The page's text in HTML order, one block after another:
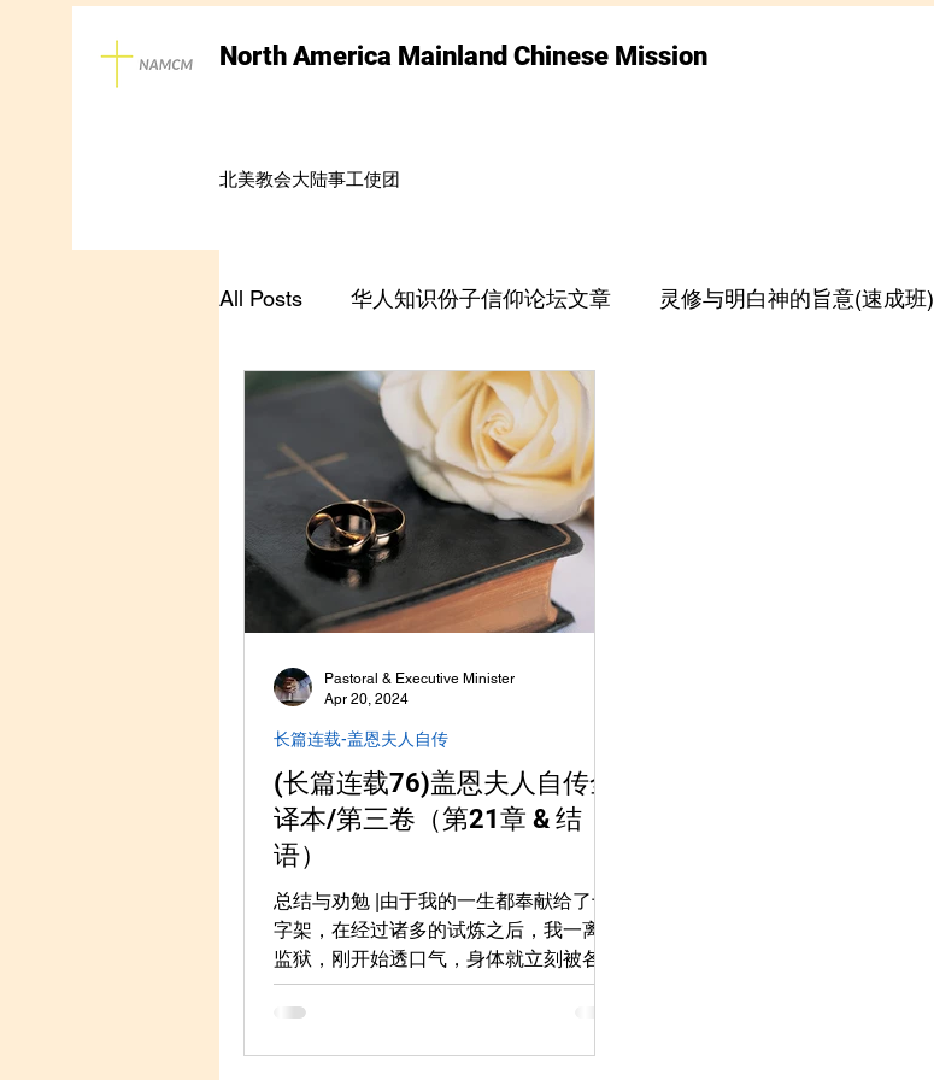
North America Mainland Chinese Mission
北美教会大陆事工使团
All Posts 华人知识份子信仰论坛文章 灵修与明白神的旨意(速成班)
长篇连载-盖恩夫人自传 上帝的指纹与今日
(长篇连载76)盖恩夫人自传全
译本/第三卷（第21章 & 结
语）
总结与劝勉 |由于我的一生都奉献给了十
字架，在经过诸多的试炼之后，我一离开
监狱，刚开始透口气，身体就立刻被各样
的疾病压倒了。缠绵不断的病痛，使我徘
徊于死亡的大门。 在后来的时间里，我
长篇连载-盖恩夫人自传
Pastoral & Executive Minister
Apr 20, 2024